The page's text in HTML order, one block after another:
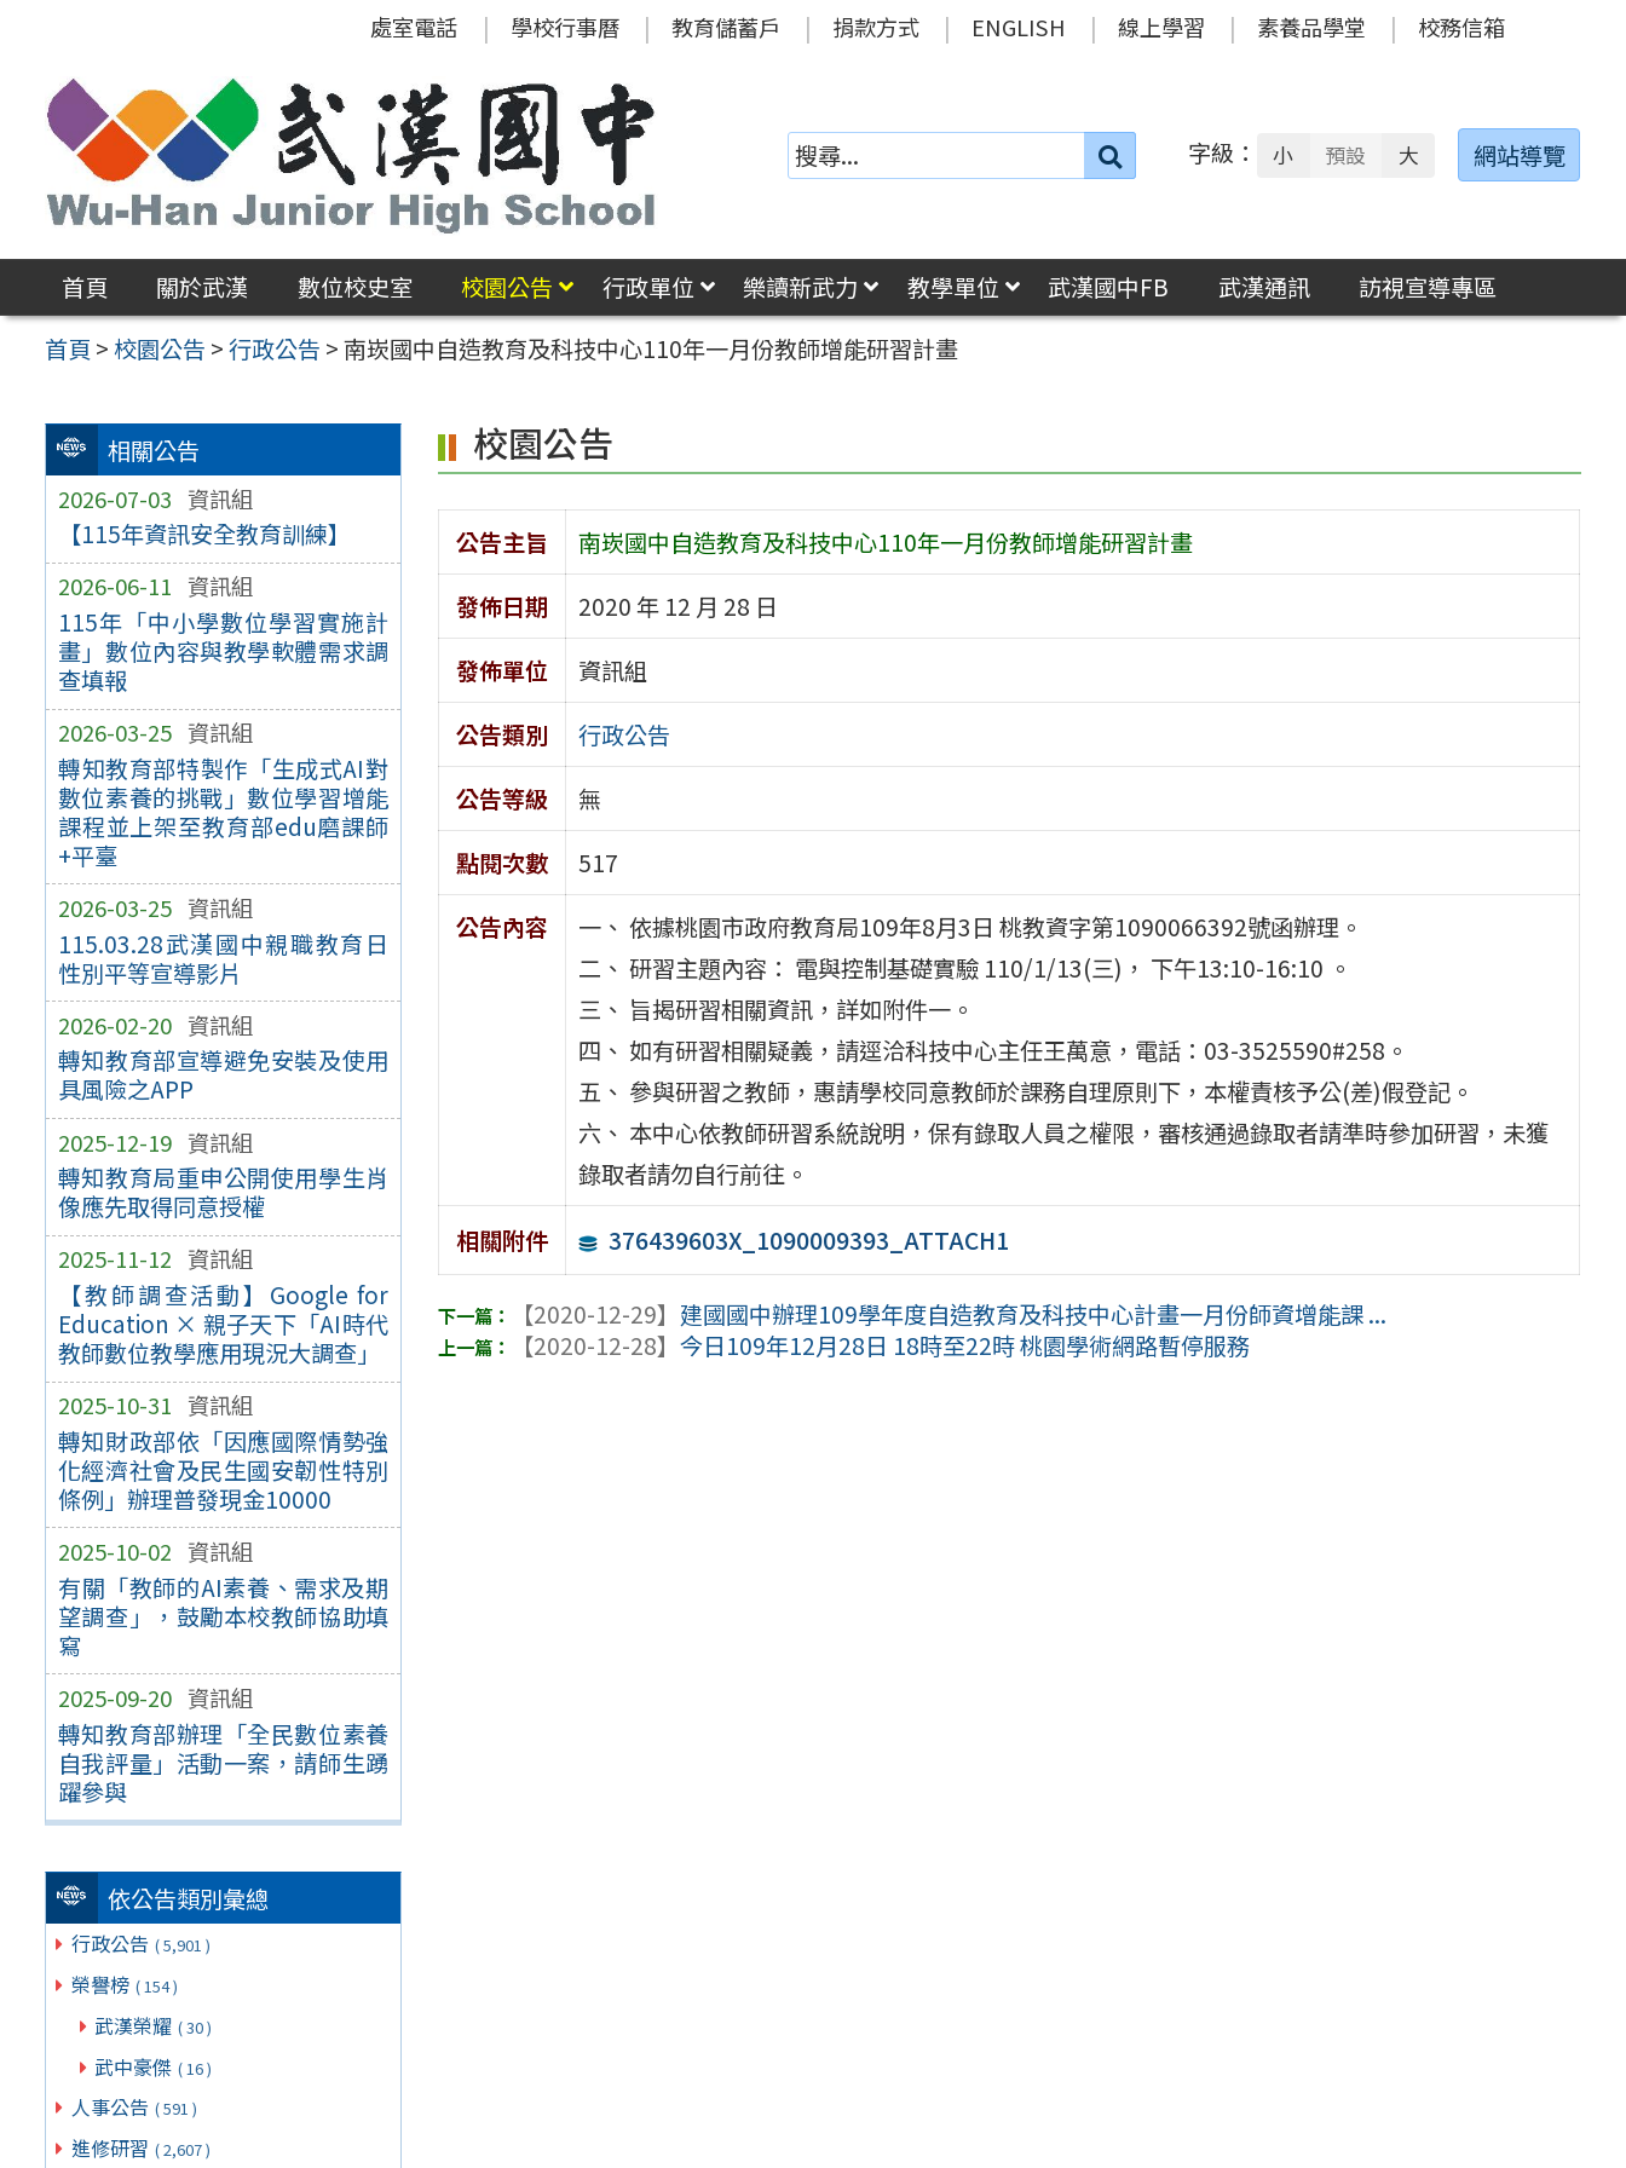
區
處室電話 學校行事曆 教育儲蓄戶 捐款方式 ENGLISH 線上學習 素養品學堂 校務信箱
搜
字級： 小 預設 大 網站導覽
首頁 關於武漢 數位校史室 校園公告 行政單位 樂讀新武力 教學單位 武漢國中FB 武漢通訊
訪視宣導專區
首頁 >校園公告 >行政公告 >南崁國中自造教育及科技中心110年一月份教師增能研習計畫
相關公告
2026-07-03 資訊組
【115年資訊安全教育訓練】
2026-06-11 資訊組
115年「中小學數位學習實施計
畫」數位內容與教學軟體需求調
查填報
2026-03-25 資訊組
轉知教育部特製作「生成式AI對
數位素養的挑戰」數位學習增能
課程並上架至教育部edu磨課師
+平臺
2026-03-25 資訊組
115.03.28武漢國中親職教育日
性別平等宣導影片
2026-02-20 資訊組
轉知教育部宣導避免安裝及使用
具風險之APP
2025-12-19 資訊組
轉知教育局重申公開使用學生肖
像應先取得同意授權
2025-11-12 資訊組
【教師調查活動】Google for
Education × 親子天下「AI時代
教師數位教學應用現況大調查」
2025-10-31 資訊組
轉知財政部依「因應國際情勢強
化經濟社會及民生國安韌性特別
條例」辦理普發現金10000
2025-10-02 資訊組
有關「教師的AI素養、需求及期
望調查」，鼓勵本校教師協助填
寫
2025-09-20 資訊組
轉知教育部辦理「全民數位素養
自我評量」活動一案，請師生踴
躍參與
依公告類別彙總
行政公告 ( 5,901 )
榮譽榜 ( 154 )
武漢榮耀 ( 30 )
武中豪傑 ( 16 )
人事公告 ( 591 )
進修研習 ( 2,607 )
校園公告
公告主旨
南崁國中自造教育及科技中心110年一月份教師增能研習計畫
發佈日期
2020 年 12 月 28 日
發佈單位
資訊組
公告類別
行政公告
公告等級
無
點閱次數
517
公告內容
一、 依據桃園市政府教育局109年8月3日 桃教資字第1090066392號函辦理。
二、 研習主題內容： 電與控制基礎實驗 110/1/13(三)， 下午13:10-16:10 。
三、 旨揭研習相關資訊，詳如附件一。
四、 如有研習相關疑義，請逕洽科技中心主任王萬意，電話：03-3525590#258。
五、 參與研習之教師，惠請學校同意教師於課務自理原則下，本權責核予公(差)假登記。
六、 本中心依教師研習系統說明，保有錄取人員之權限，審核通過錄取者請準時參加研習，未獲
錄取者請勿自行前往。
相關附件
376439603X_1090009393_ATTACH1
【2020-12-29】 建國國中辦理109學年度自造教育及科技中心計畫一月份師資增能課 ...
【2020-12-28】今日109年12月28日 18時至22時 桃園學術網路暫停服務